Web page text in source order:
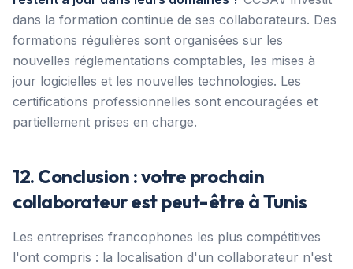
dans la formation continue de ses collaborateurs. Des
formations régulières sont organisées sur les
nouvelles réglementations comptables, les mises à
jour logicielles et les nouvelles technologies. Les
certifications professionnelles sont encouragées et
partiellement prises en charge.
12. Conclusion : votre prochain
collaborateur est peut-être à Tunis
Les entreprises francophones les plus compétitives
l'ont compris : la localisation d'un collaborateur n'est